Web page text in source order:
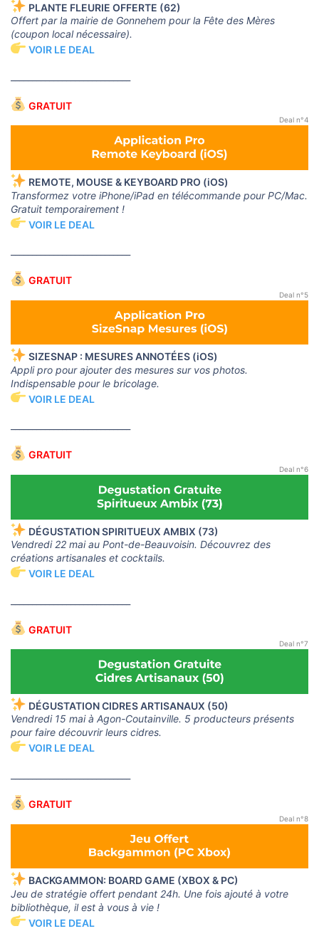
PLANTE FLEURIE OFFERTE (62)
Offert par la mairie de Gonnehem pour la Fête des Mères
(coupon local nécessaire).
VOIR LE DEAL
GRATUIT
Deal n°4
REMOTE, MOUSE & KEYBOARD PRO (iOS)
Transformez votre iPhone/iPad en télécommande pour PC/Mac.
Gratuit temporairement !
VOIR LE DEAL
GRATUIT
Deal n°5
SIZESNAP : MESURES ANNOTÉES (iOS)
Appli pro pour ajouter des mesures sur vos photos.
Indispensable pour le bricolage.
VOIR LE DEAL
GRATUIT
Deal n°6
DÉGUSTATION SPIRITUEUX AMBIX (73)
Vendredi 22 mai au Pont-de-Beauvoisin. Découvrez des
créations artisanales et cocktails.
VOIR LE DEAL
GRATUIT
Deal n°7
DÉGUSTATION CIDRES ARTISANAUX (50)
Vendredi 15 mai à Agon-Coutainville. 5 producteurs présents
pour faire découvrir leurs cidres.
VOIR LE DEAL
GRATUIT
Deal n°8
BACKGAMMON: BOARD GAME (XBOX & PC)
Jeu de stratégie offert pendant 24h. Une fois ajouté à votre
bibliothèque, il est à vous à vie !
VOIR LE DEAL